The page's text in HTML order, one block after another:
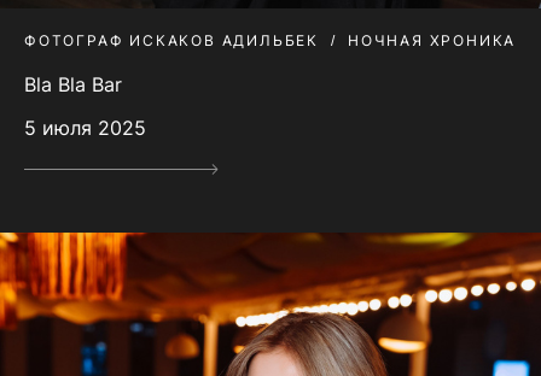
ФОТОГРАФ ИСКАКОВ АДИЛЬБЕК НОЧНАЯ ХРОНИКА
Bla Bla Bar
5 июля 2025